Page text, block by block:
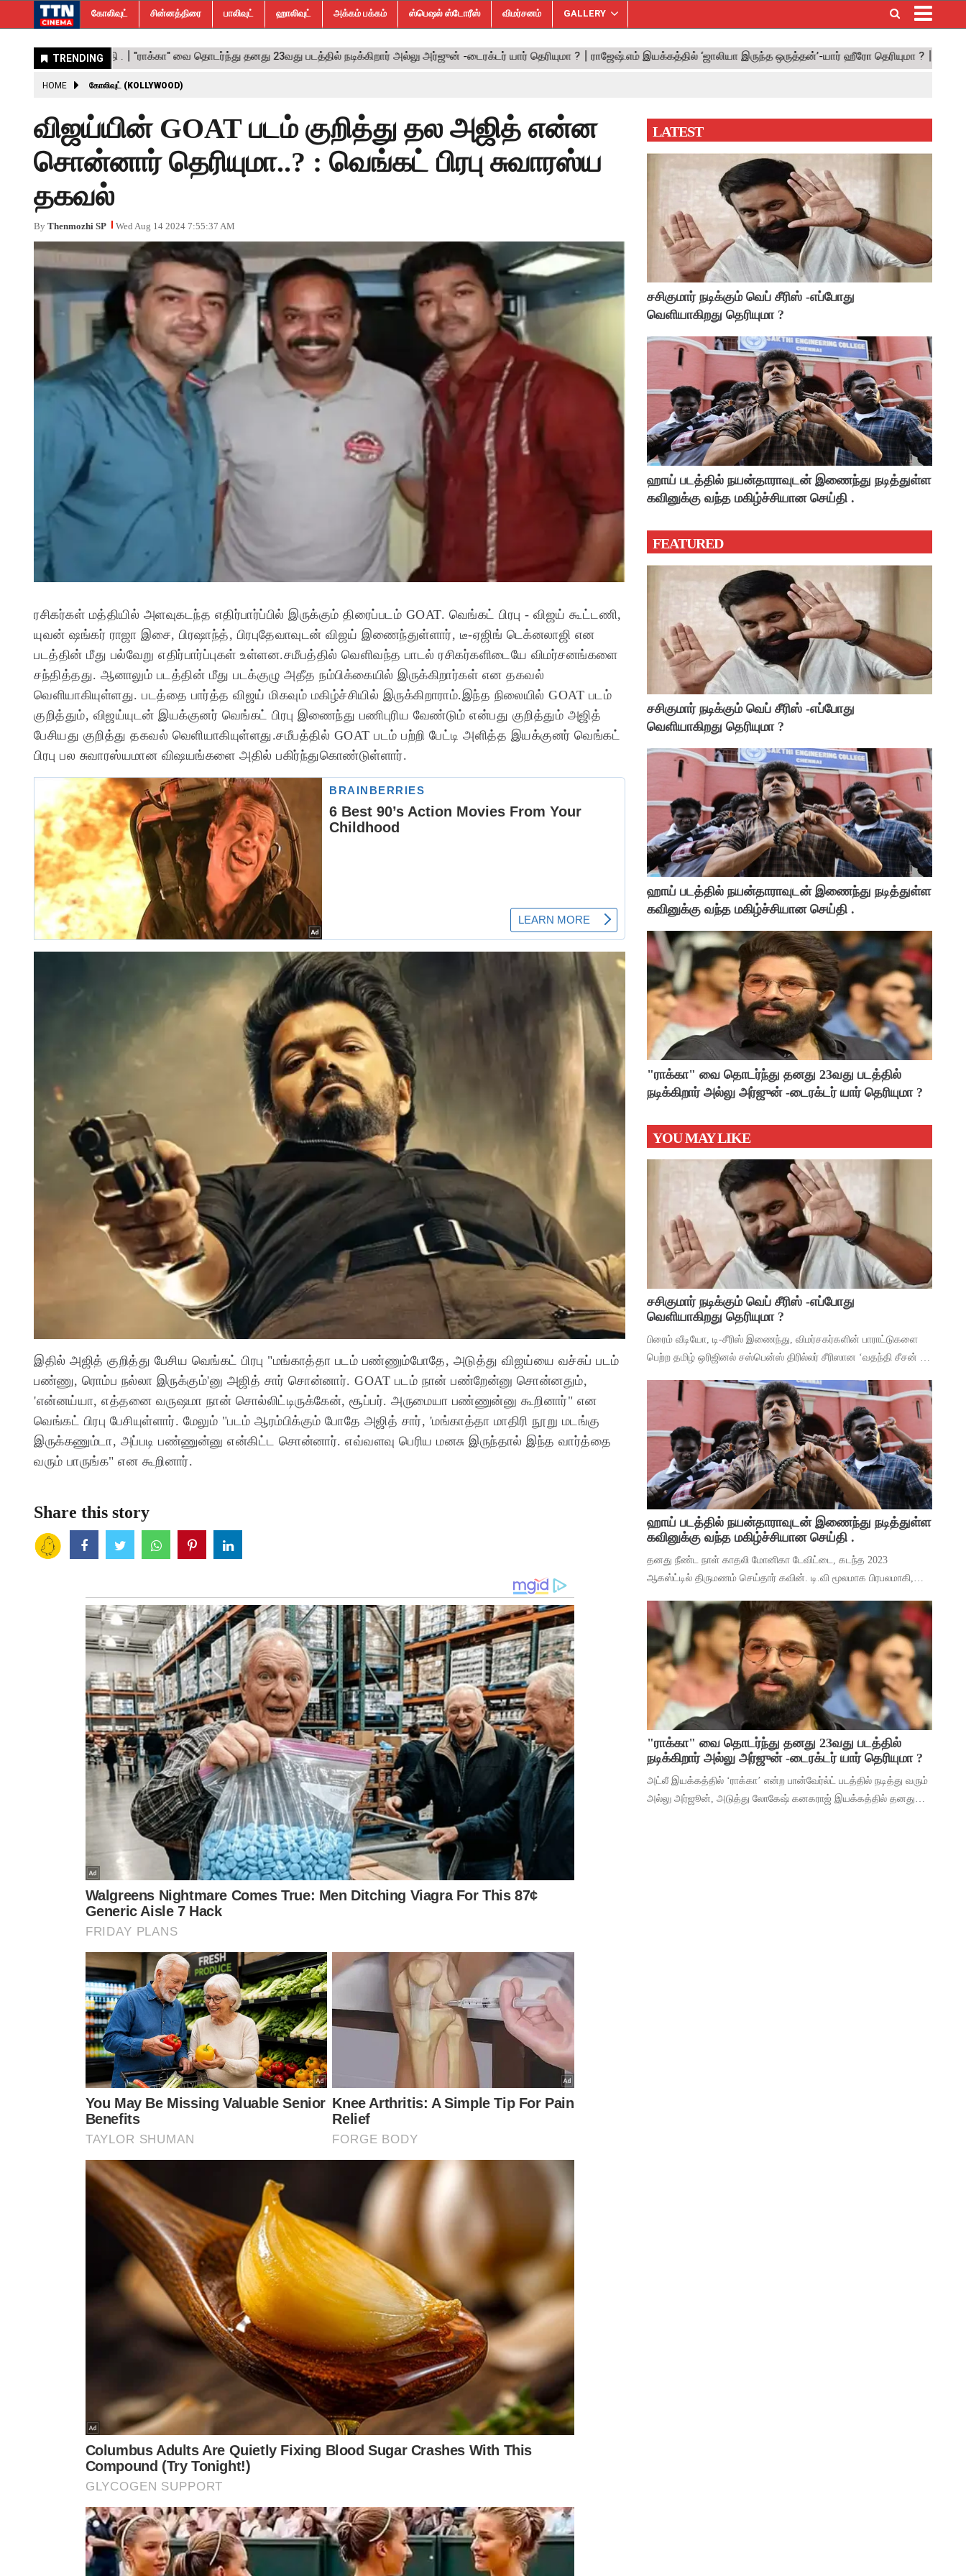
கோலிவுட் சின்னத்திரை பாலிவுட் ஹாலிவுட் அக்கம் பக்கம் ஸ்பெஷல் ஸ்டோரீஸ் விமர்சனம் GALLERY
HOME கோலிவுட் (KOLLYWOOD)
விஜய்யின் GOAT படம் குறித்து தல அஜித் என்ன
சொன்னார் தெரியுமா..? : வெங்கட் பிரபு சுவாரஸ்ய
தகவல்
By Thenmozhi SP Wed Aug 14 2024 7:55:37 AM
ரசிகர்கள் மத்தியில் அளவுகடந்த எதிர்பார்ப்பில் இருக்கும் திரைப்படம் GOAT. வெங்கட் பிரபு - விஜய் கூட்டணி,
யுவன் ஷங்கர் ராஜா இசை, பிரஷாந்த், பிரபுதேவாவுடன் விஜய் இணைந்துள்ளார், டீ-ஏஜிங் டெக்னலாஜி என
படத்தின் மீது பல்வேறு எதிர்பார்ப்புகள் உள்ளன.சமீபத்தில் வெளிவந்த பாடல் ரசிகர்களிடையே விமர்சனங்களை
சந்தித்தது. ஆனாலும் படத்தின் மீது படக்குழு அதீத நம்பிக்கையில் இருக்கிறார்கள் என தகவல்
வெளியாகியுள்ளது. படத்தை பார்த்த விஜய் மிகவும் மகிழ்ச்சியில் இருக்கிறாராம்.இந்த நிலையில் GOAT படம்
குறித்தும், விஜய்யுடன் இயக்குனர் வெங்கட் பிரபு இணைந்து பணிபுரிய வேண்டும் என்பது குறித்தும் அஜித்
பேசியது குறித்து தகவல் வெளியாகியுள்ளது.சமீபத்தில் GOAT படம் பற்றி பேட்டி அளித்த இயக்குனர் வெங்கட்
பிரபு பல சுவாரஸ்யமான விஷயங்களை அதில் பகிர்ந்துகொண்டுள்ளார்.
இதில் அஜித் குறித்து பேசிய வெங்கட் பிரபு "மங்காத்தா படம் பண்ணும்போதே, அடுத்து விஜய்யை வச்சுப் படம்
பண்ணு, ரொம்ப நல்லா இருக்கும்'னு அஜித் சார் சொன்னார். GOAT படம் நான் பண்றேன்னு சொன்னதும்,
'என்னய்யா, எத்தனை வருஷமா நான் சொல்லிட்டிருக்கேன், சூப்பர். அருமையா பண்ணுன்னு கூறினார்" என
வெங்கட் பிரபு பேசியுள்ளார். மேலும் "படம் ஆரம்பிக்கும் போதே அஜித் சார், 'மங்காத்தா மாதிரி நூறு மடங்கு
இருக்கணும்டா, அப்படி பண்ணுன்னு என்கிட்ட சொன்னார். எவ்வளவு பெரிய மனசு இருந்தால் இந்த வார்த்தை
வரும் பாருங்க" என கூறினார்.
Share this story
LATEST
சசிகுமார் நடிக்கும் வெப் சீரிஸ் -எப்போது
வெளியாகிறது தெரியுமா ?
ஹாய் படத்தில் நயன்தாராவுடன் இணைந்து நடித்துள்ள
கவினுக்கு வந்த மகிழ்ச்சியான செய்தி .
FEATURED
சசிகுமார் நடிக்கும் வெப் சீரிஸ் -எப்போது
வெளியாகிறது தெரியுமா ?
ஹாய் படத்தில் நயன்தாராவுடன் இணைந்து நடித்துள்ள
கவினுக்கு வந்த மகிழ்ச்சியான செய்தி .
"ராக்கா" வை தொடர்ந்து தனது 23வது படத்தில்
நடிக்கிறார் அல்லு அர்ஜுன் -டைரக்டர் யார் தெரியுமா ?
YOU MAY LIKE
சசிகுமார் நடிக்கும் வெப் சீரிஸ் -எப்போது
வெளியாகிறது தெரியுமா ?
பிரைம் வீடியோ, டி-சீரிஸ் இணைந்து, விமர்சகர்களின் பாராட்டுகளை
பெற்ற தமிழ் ஒரிஜினல் சஸ்பென்ஸ் திரில்லர் சீரிஸான ‘வதந்தி சீசன் 2:
வெளியிட்டுள்ளனர். ச
ஹாய் படத்தில் நயன்தாராவுடன் இணைந்து நடித்துள்ள
கவினுக்கு வந்த மகிழ்ச்சியான செய்தி .
தனது நீண்ட நாள் காதலி மோனிகா டேவிட்டை, கடந்த 2023
ஆகஸ்ட்டில் திருமணம் செய்தார் கவின். டி.வி மூலமாக பிரபலமாகி,
மூலம் ஹீரோவாக மாறி வெற்றிபெ
"ராக்கா" வை தொடர்ந்து தனது 23வது படத்தில்
நடிக்கிறார் அல்லு அர்ஜுன் -டைரக்டர் யார் தெரியுமா ?
அட்லீ இயக்கத்தில் ‘ராக்கா’ என்ற பான்வேர்ல்ட் படத்தில் நடித்து வரும்
அல்லு அர்ஜூன், அடுத்து லோகேஷ் கனகராஜ் இயக்கத்தில் தனது